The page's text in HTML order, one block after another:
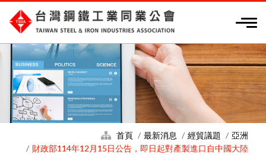
首頁 最新消息 經貿議題
亞洲
財政部114年12月15日公告，即日起對產製進口自中國大陸